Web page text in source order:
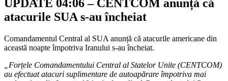
UPDATE 04:06 – CENTCOM anunță că
atacurile SUA s-au încheiat
Comandamentul Central al SUA anunță că atacurile americane din
această noapte împotriva Iranului s-au încheiat.
„Forțele Comandamentului Central al Statelor Unite (CENTCOM)
au efectuat atacuri suplimentare de autoapărare împotriva mai